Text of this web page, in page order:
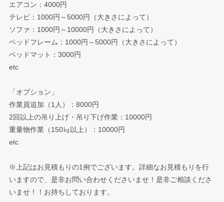
エアコン：4000円
テレビ：1000円～5000円（大きさによって）
ソファ：1000円～10000円（大きさによって）
ベッドフレーム：1000円～5000円（大きさによって）
ベッドマット：3000円
etc
「オプション」
作業員追加（1人）：8000円
2回以上の吊り上げ・吊り下げ作業：10000円
重量物作業（150㎏以上）：10000円
etc
※上記はお見積もりの1例でございます。詳細なお見積もりを行
いますので、是非お問い合わせくださいませ！是非ご相談くださ
いませ！！お持ちしております。